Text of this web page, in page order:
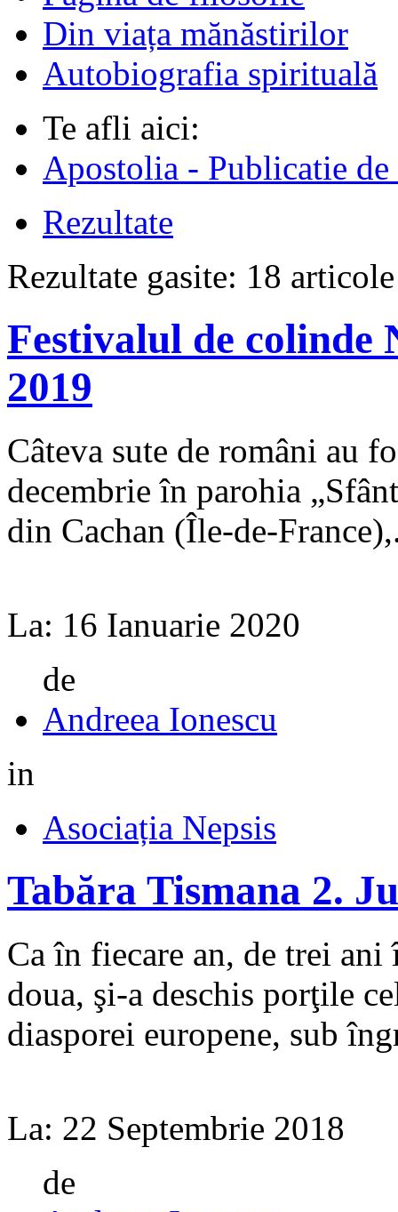
Din viața mănăstirilor
Autobiografia spirituală
Te afli aici:
Apostolia - Publicatie
Rezultate
Rezultate gasite: 18
Festivalul de colinde
2019
Câteva sute de români au
decembrie în parohia
din Cachan
La: 16 Ianuarie 2020
de
Andreea Ionescu
in
Asociația Nepsis
Tabăra Tismana 2.
Ca în fiecare an, de trei ani
doua, şi-a deschis porţile
diasporei europene, sub
La: 22 Septembrie 2018
de